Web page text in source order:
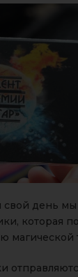
день мы
которая
магической